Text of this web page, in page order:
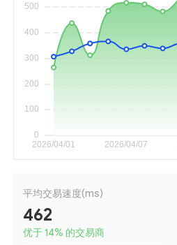
平均交易速度(ms)
462
优于 14% 的交易商